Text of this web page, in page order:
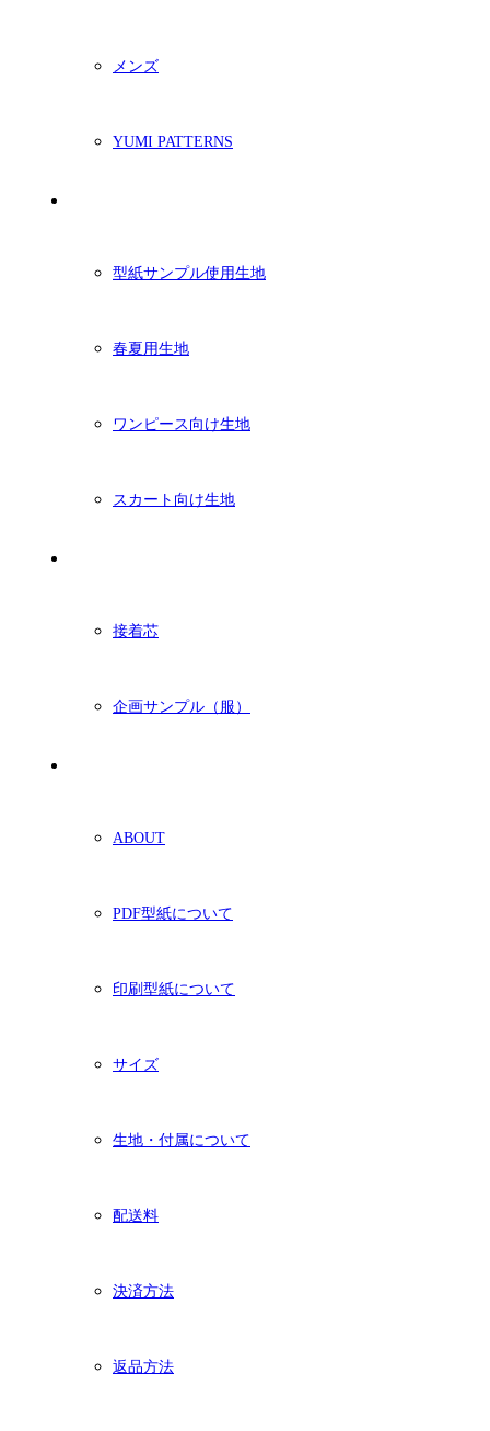
メンズ
YUMI PATTERNS
型紙サンプル使用生地
春夏用生地
ワンピース向け生地
スカート向け生地
接着芯
企画サンプル（服）
ABOUT
PDF型紙について
印刷型紙について
サイズ
生地・付属について
配送料
決済方法
返品方法